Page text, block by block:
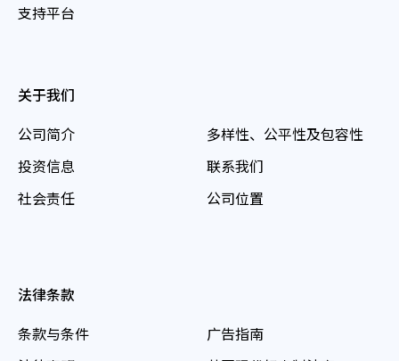
支持平台
关于我们
公司简介
投资信息
社会责任
多样性、公平性及包容性
联系我们
公司位置
法律条款
条款与条件
广告指南